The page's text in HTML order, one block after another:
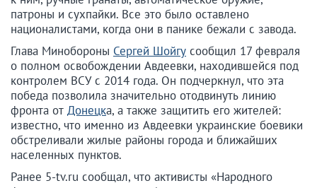
патроны и сухпайки. Все это было оставлено
националистами, когда они в панике бежали с завода.
Глава Минобороны Сергей Шойгу сообщил 17 февраля
о полном освобождении Авдеевки, находившейся под
контролем ВСУ с 2014 года. Он подчеркнул, что эта
победа позволила значительно отодвинуть линию
фронта от Донецка, а также защитить его жителей:
известно, что именно из Авдеевки украинские боевики
обстреливали жилые районы города и ближайших
населенных пунктов.
Ранее 5-tv.ru сообщал, что активисты «Народного